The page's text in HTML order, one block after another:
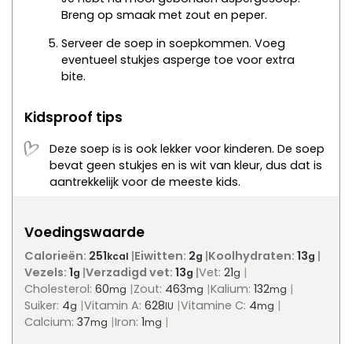
Breng op smaak met zout en peper.
Serveer de soep in soepkommen. Voeg
eventueel stukjes asperge toe voor extra
bite.
Kidsproof tips
Deze soep is is ook lekker voor kinderen. De soep
bevat geen stukjes en is wit van kleur, dus dat is
aantrekkelijk voor de meeste kids.
Voedingswaarde
Calorieën: 251kcal Koolhydraten: 13g
Eiwitten: 2g
Vet: 21g
Verzadigd vet: 13g
Cholesterol: 60mg Zout: 463mg Kalium: 132mg
Vezels: 1g
Suiker: 4g Vitamin A: 628IU Vitamine C: 4mg
Calcium: 37mg Iron: 1mg